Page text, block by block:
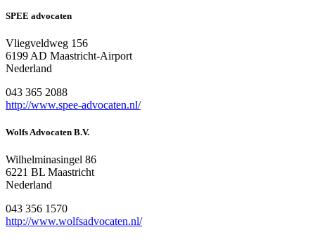
SPEE advocaten
Vliegveldweg 156
6199 AD Maastricht-Airport
Nederland
043 365 2088
http://www.spee-advocaten.nl/
Wolfs Advocaten B.V.
Wilhelminasingel 86
6221 BL Maastricht
Nederland
043 356 1570
http://www.wolfsadvocaten.nl/